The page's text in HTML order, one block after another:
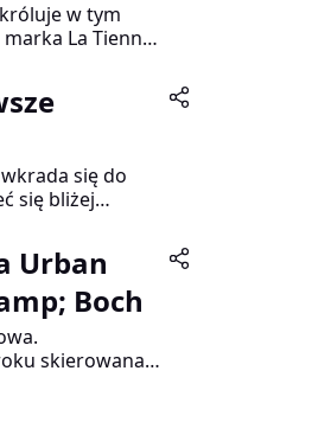
w tym
La Tienne,
i czystą
się do
się bliżej
będzie
pojawiają się
inspiruje
Urban
Boch
skierowana
prostego
oraz